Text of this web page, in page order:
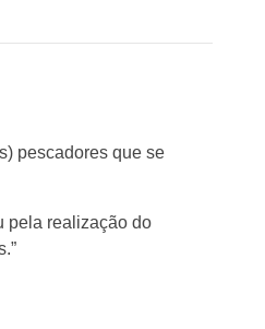
pescadores que se
pela realização do